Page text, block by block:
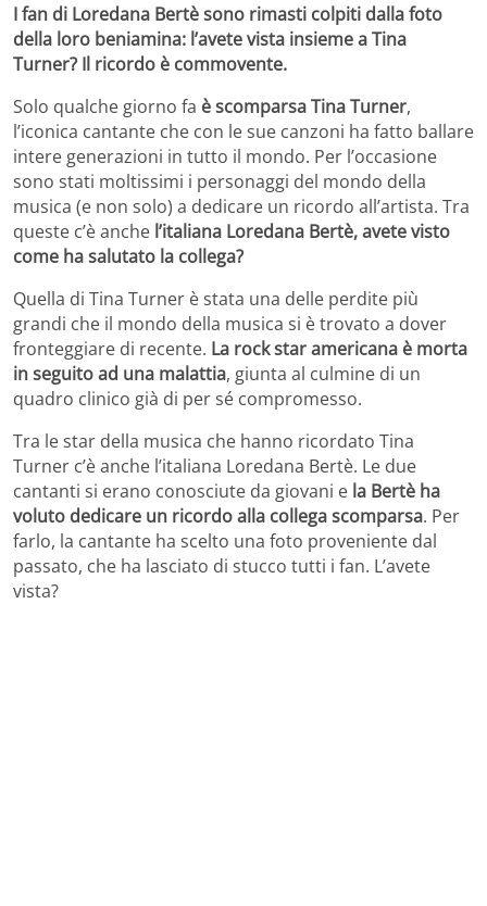
I fan di Loredana Bertè sono rimasti colpiti dalla foto
della loro beniamina: l’avete vista insieme a Tina
Turner? Il ricordo è commovente.
Solo qualche giorno fa è scomparsa Tina Turner,
l’iconica cantante che con le sue canzoni ha fatto ballare
intere generazioni in tutto il mondo. Per l’occasione
sono stati moltissimi i personaggi del mondo della
musica (e non solo) a dedicare un ricordo all’artista. Tra
queste c’è anche l’italiana Loredana Bertè, avete visto
come ha salutato la collega?
Quella di Tina Turner è stata una delle perdite più
grandi che il mondo della musica si è trovato a dover
fronteggiare di recente. La rock star americana è morta
in seguito ad una malattia, giunta al culmine di un
quadro clinico già di per sé compromesso.
Tra le star della musica che hanno ricordato Tina
Turner c’è anche l’italiana Loredana Bertè. Le due
cantanti si erano conosciute da giovani e la Bertè ha
voluto dedicare un ricordo alla collega scomparsa. Per
farlo, la cantante ha scelto una foto proveniente dal
passato, che ha lasciato di stucco tutti i fan. L’avete
vista?